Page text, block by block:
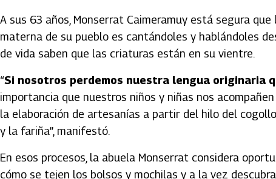
A sus 63 años, Monserrat Caimeramuy está segura
materna de su pueblo es cantándoles y hablándoles
de vida saben que las criaturas están en su vientre.
“Si nosotros perdemos nuestra lengua originaria
importancia que nuestros niños y niñas nos
la elaboración de artesanías a partir del hilo del
y la fariña”, manifestó.
En esos procesos, la abuela Monserrat considera
cómo se tejen los bolsos y mochilas y a la vez